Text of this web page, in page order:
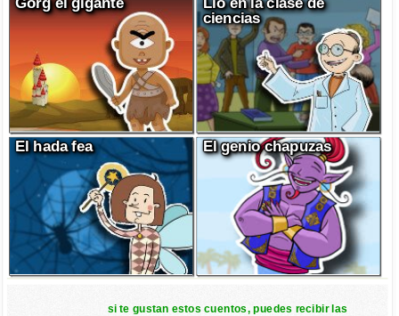
ciencias
El hada fea El genio chapuzas
si te gustan estos cuentos, puedes recibir las